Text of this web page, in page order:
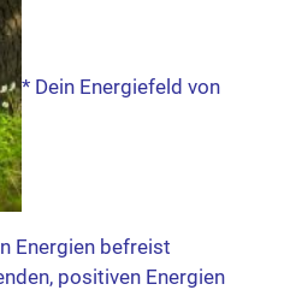
* Dein Energiefeld von
Energien befreist
positiven Energien